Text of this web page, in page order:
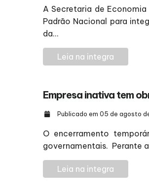
A Secretaria de
Padrão Nacional para
da...
Leia na integra
Empresa inativa tem
Publicado em 05 de agosto
O encerramento
governamentais. Perante
Leia na integra